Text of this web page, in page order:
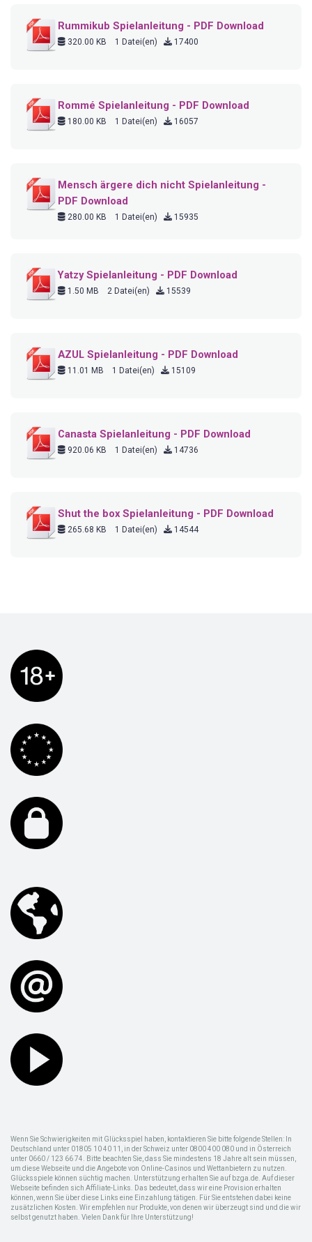
Rummikub Spielanleitung - PDF Download
320.00 KB 1 Datei(en) 17400
Rommé Spielanleitung - PDF Download
180.00 KB 1 Datei(en) 16057
Mensch ärgere dich nicht Spielanleitung -
PDF Download
280.00 KB 1 Datei(en) 15935
Yatzy Spielanleitung - PDF Download
1.50 MB 2 Datei(en) 15539
AZUL Spielanleitung - PDF Download
11.01 MB 1 Datei(en) 15109
Canasta Spielanleitung - PDF Download
920.06 KB 1 Datei(en) 14736
Shut the box Spielanleitung - PDF Download
265.68 KB 1 Datei(en) 14544
Wenn Sie Schwierigkeiten mit Glücksspiel haben, kontaktieren Sie bitte folgende Stellen: In
Deutschland unter 01805 10 40 11, in der Schweiz unter 0800 400 080 und in Österreich
unter 0660 / 123 66 74. Bitte beachten Sie, dass Sie mindestens 18 Jahre alt sein müssen,
um diese Webseite und die Angebote von Online-Casinos und Wettanbietern zu nutzen.
Glücksspiele können süchtig machen. Unterstützung erhalten Sie auf bzga.de. Auf dieser
Webseite befinden sich Affiliate-Links. Das bedeutet, dass wir eine Provision erhalten
können, wenn Sie über diese Links eine Einzahlung tätigen. Für Sie entstehen dabei keine
zusätzlichen Kosten. Wir empfehlen nur Produkte, von denen wir überzeugt sind und die wir
selbst genutzt haben. Vielen Dank für Ihre Unterstützung!